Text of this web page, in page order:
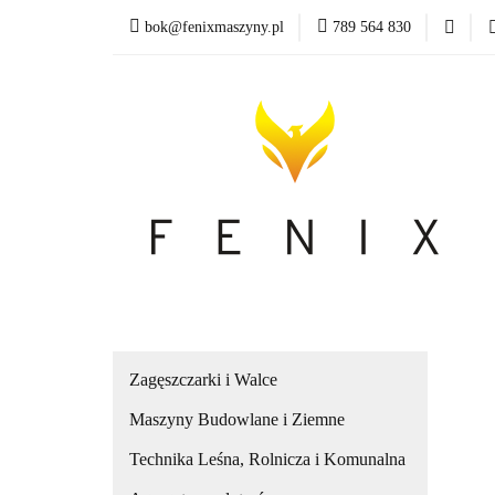
bok@fenixmaszyny.pl 789 564 830
Zagęszczarki i Walce
Maszyny Budowlane i Ziemne
Technika Leśna, Rolnicza i Komunalna